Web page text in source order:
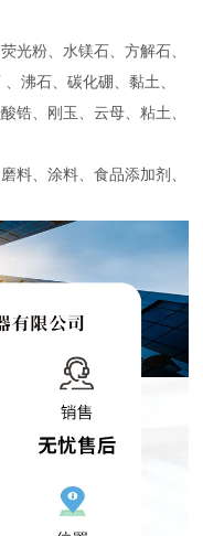
光粉、水镁石、方解石、
沸石、碳化硼、黏土、
锆、刚玉、云母、粘土、
料、涂料、食品添加剂、